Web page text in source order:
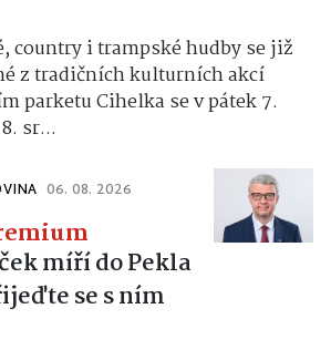
country i trampské hudby se již
z tradičních kulturních akcí
parketu Cihelka se v pátek 7.
sr...
06. 08. 2026
míří do Pekla
se s ním